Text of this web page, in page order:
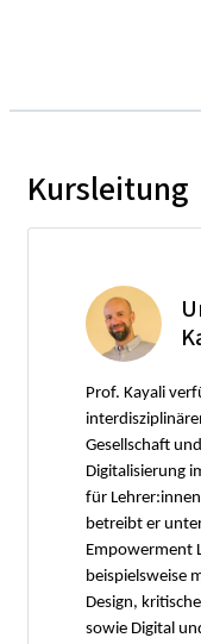
Kursleitung
Prof. Kayali
Gesellschaft
Digitalisierung
für
betreibt er
Empowerment
beispielsweise
Design,
sowie Digital